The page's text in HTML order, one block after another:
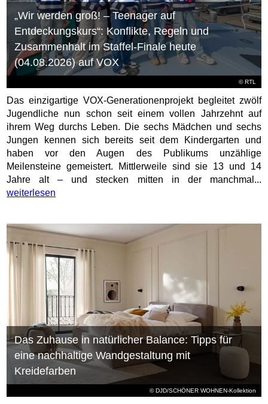
©RTL
„Wir werden groß! – Teenager auf
Entdeckungskurs“: Konflikte, Regeln und
Zusammenhalt im Staffel-Finale heute
(04.08.2026) auf VOX
Das einzigartige VOX-Generationenprojekt begleitet zwölf
Jugendliche nun schon seit einem vollen Jahrzehnt auf
ihrem Weg durchs Leben. Die sechs Mädchen und sechs
Jungen kennen sich bereits seit dem Kindergarten und
haben vor den Augen des Publikums unzählige
Meilensteine gemeistert. Mittlerweile sind sie 13 und 14
Jahre alt – und stecken mitten in der manchmal...
weiterlesen
© DJD/SCHÖNER WOHNEN-Kollektion
Das Zuhause in natürlicher Balance: Tipps für
eine nachhaltige Wandgestaltung mit
Kreidefarben